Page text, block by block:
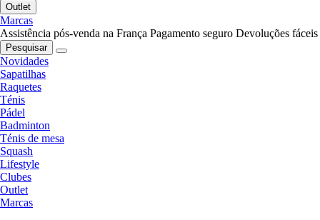
Outlet
Marcas
Assistência pós-venda na França Pagamento seguro Devoluções fáceis
Pesquisar
Novidades
Sapatilhas
Raquetes
Ténis
Pádel
Badminton
Ténis de mesa
Squash
Lifestyle
Clubes
Outlet
Marcas